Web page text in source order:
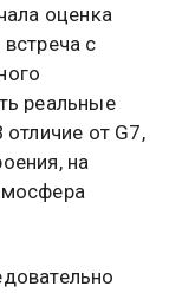
оценка
с
реальные
от G7,
на